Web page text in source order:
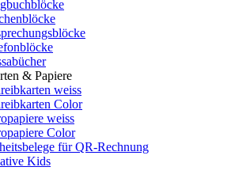
& Papiere
weiss
Color
weiss
Color
für QR-Rechnung
Kids